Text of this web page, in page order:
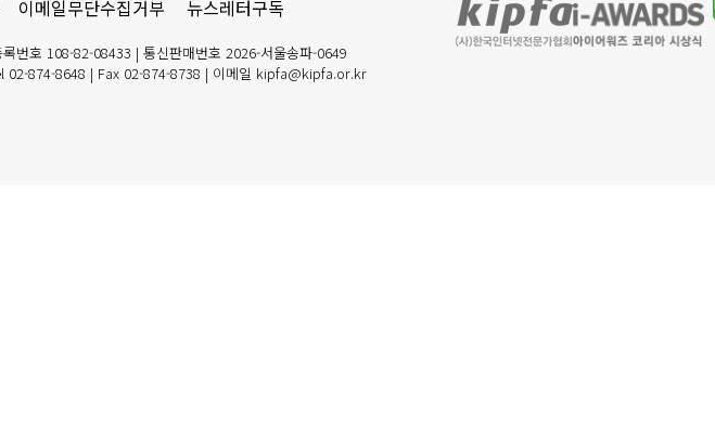
이메일무단수집거부 뉴스레터구독
번호 108-82-08433 | 통신판매번호 2026-서울송파-0649
02-874-8648 | Fax 02-874-8738 | 이메일 kipfa@kipfa.or.kr